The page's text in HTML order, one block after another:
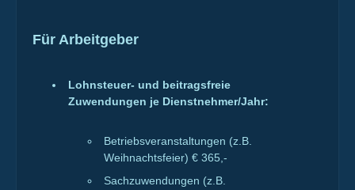
Für Arbeitgeber
Lohnsteuer- und beitragsfreie
Zuwendungen je Dienstnehmer/Jahr:
Betriebsveranstaltungen (z.B.
Weihnachtsfeier) € 365,-
Sachzuwendungen (z.B.